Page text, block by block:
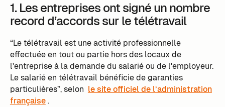
1. Les entreprises ont signé un nombre
record d’accords sur le télétravail
“Le télétravail est une activité professionnelle
effectuée en tout ou partie hors des locaux de
l'entreprise à la demande du salarié ou de l'employeur.
Le salarié en télétravail bénéficie de garanties
particulières”, selon le site officiel de l’administration
française.